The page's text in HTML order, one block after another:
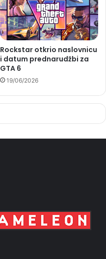
Rockstar otkrio naslovnicu
i datum prednarudžbi za
GTA 6
19/06/2026